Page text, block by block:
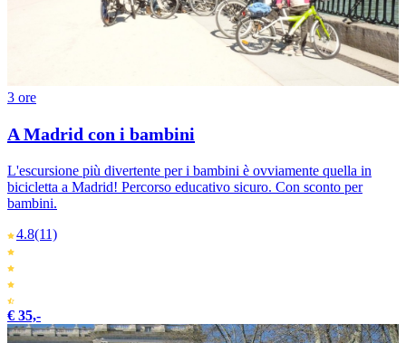
3 ore
A Madrid con i bambini
L'escursione più divertente per i bambini è ovviamente quella in
bicicletta a Madrid! Percorso educativo sicuro. Con sconto per
bambini.
4.8(11)
€ 35,-